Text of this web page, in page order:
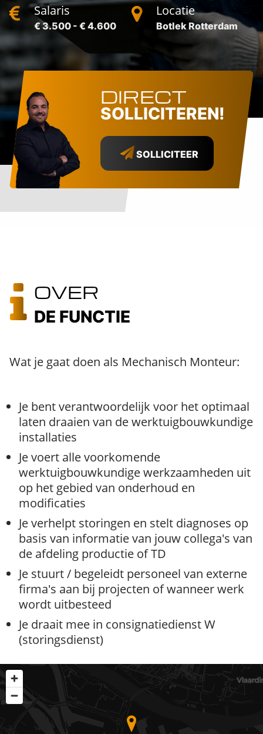
Salaris
€ 3.500 - € 4.600
Locatie
Botlek Rotterdam
DIRECT
SOLLICITEREN!
SOLLICITEER
OVER
DE FUNCTIE
Wat je gaat doen als Mechanisch Monteur:
Je bent verantwoordelijk voor het optimaal
laten draaien van de werktuigbouwkundige
installaties
Je voert alle voorkomende
werktuigbouwkundige werkzaamheden uit
op het gebied van onderhoud en
modificaties
Je verhelpt storingen en stelt diagnoses op
basis van informatie van jouw collega's van
de afdeling productie of TD
Je stuurt / begeleidt personeel van externe
firma's aan bij projecten of wanneer werk
wordt uitbesteed
Je draait mee in consignatiedienst W
(storingsdienst)